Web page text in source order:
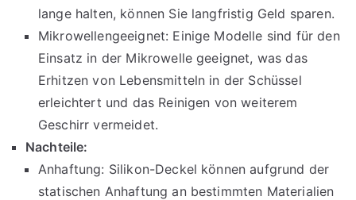
lange halten, können Sie langfristig Geld sparen.
Mikrowellengeeignet: Einige Modelle sind für den
Einsatz in der Mikrowelle geeignet, was das
Erhitzen von Lebensmitteln in der Schüssel
erleichtert und das Reinigen von weiterem
Geschirr vermeidet.
Nachteile:
Anhaftung: Silikon-Deckel können aufgrund der
statischen Anhaftung an bestimmten Materialien